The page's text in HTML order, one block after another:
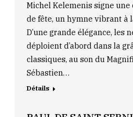
Michel Kelemenis signe
de fête, un hymne vibrant à
D’une grande élégance, les
déploient d’abord dans la
classiques, au son du
Sébastien…
Détails